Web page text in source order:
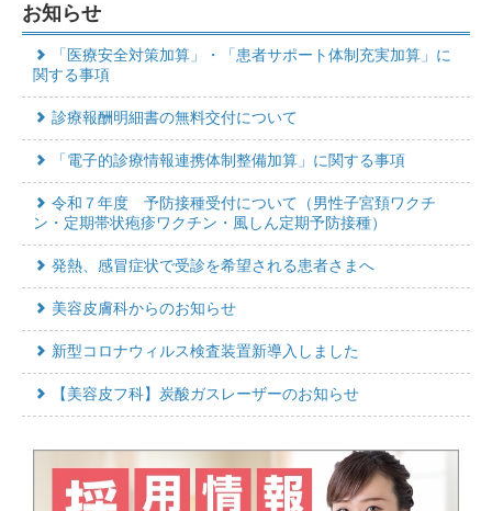
お知らせ
「医療安全対策加算」・「患者サポート体制充実加算」に
関する事項
診療報酬明細書の無料交付について
「電子的診療情報連携体制整備加算」に関する事項
令和７年度 予防接種受付について（男性子宮頚ワクチ
ン・定期帯状疱疹ワクチン・風しん定期予防接種）
発熱、感冒症状で受診を希望される患者さまへ
美容皮膚科からのお知らせ
新型コロナウィルス検査装置新導入しました
【美容皮フ科】炭酸ガスレーザーのお知らせ